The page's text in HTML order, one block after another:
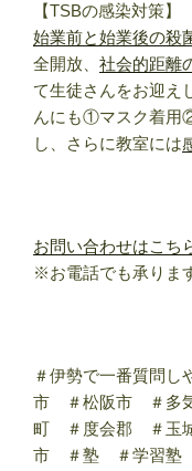
【TSBの感染対策】
始業前と始業後の殺
全開放、 社会的距離
て生徒さんをお迎え
んにも①マスク着用
し、さらに教室には
お問い合わせはこち
※お電話でも承りま
＃伊勢で一番質問
市 ＃松阪市 ＃多
町 ＃度会郡 ＃玉
市 ＃塾 ＃学習塾